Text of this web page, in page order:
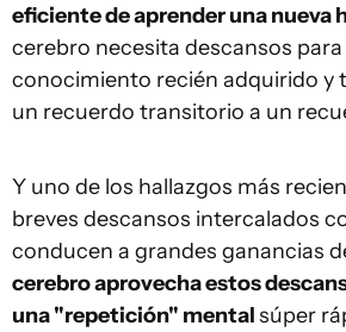
eficiente de aprender una nueva
cerebro necesita descansos
conocimiento recién adquirido y
un recuerdo transitorio a un
Y uno de los hallazgos más
breves descansos intercalados
conducen a grandes ganancias
cerebro aprovecha estos
una "repetición" mentalsúper